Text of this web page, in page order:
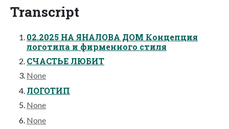
Transcript
02.2025 НА ЯНАЛОВА ДОМ Концепция
логотипа и фирменного стиля
СЧАСТЬЕ ЛЮБИТ
None
ЛОГОТИП
None
None